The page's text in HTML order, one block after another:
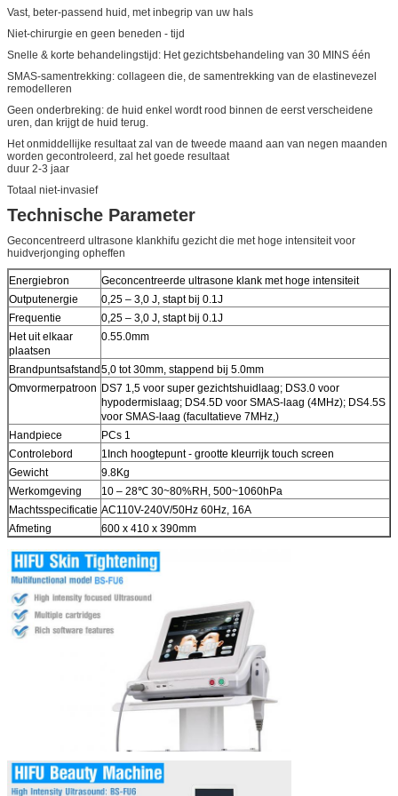
Vast, beter-passend huid, met inbegrip van uw hals
Niet-chirurgie en geen beneden - tijd
Snelle & korte behandelingstijd: Het gezichtsbehandeling van 30 MINS één
SMAS-samentrekking: collageen die, de samentrekking van de elastinevezel
remodelleren
Geen onderbreking: de huid enkel wordt rood binnen de eerst verscheidene
uren, dan krijgt de huid terug.
Het onmiddellijke resultaat zal van de tweede maand aan van negen maanden
worden gecontroleerd, zal het goede resultaat
duur 2-3 jaar
Totaal niet-invasief
Technische Parameter
Geconcentreerd ultrasone klankhifu gezicht die met hoge intensiteit voor
huidverjonging opheffen
Energiebron
Geconcentreerde ultrasone klank met hoge intensiteit
Outputenergie
0,25 – 3,0 J, stapt bij 0.1J
Frequentie
0,25 – 3,0 J, stapt bij 0.1J
Het uit elkaar
plaatsen
0.55.0mm
Brandpuntsafstand5,0 tot 30mm, stappend bij 5.0mm
Omvormerpatroon DS7 1,5 voor super gezichtshuidlaag; DS3.0 voor
hypodermislaag; DS4.5D voor SMAS-laag (4MHz); DS4.5S
voor SMAS-laag (facultatieve 7MHz,)
Handpiece
PCs 1
Controlebord
1Inch hoogtepunt - grootte kleurrijk touch screen
Gewicht
9.8Kg
Werkomgeving
10 – 28℃ 30~80%RH, 500~1060hPa
Machtsspecificatie AC110V-240V/50Hz 60Hz, 16A
Afmeting
600 x 410 x 390mm